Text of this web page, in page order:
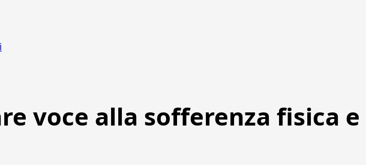
voce alla sofferenza fisica e